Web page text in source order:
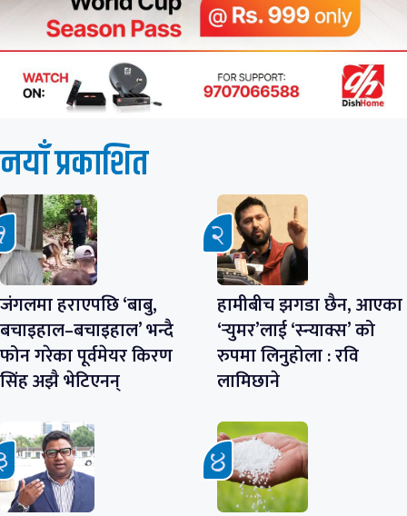
नयाँ प्रकाशित
जंगलमा हराएपछि ‘बाबु,
बचाइहाल–बचाइहाल’ भन्दै
फोन गरेका पूर्वमेयर किरण
सिंह अझै भेटिएनन्
हामीबीच झगडा छैन, आएका
‘र्‍युमर’लाई ‘स्न्याक्स’ को
रुपमा लिनुहोला : रवि
लामिछाने